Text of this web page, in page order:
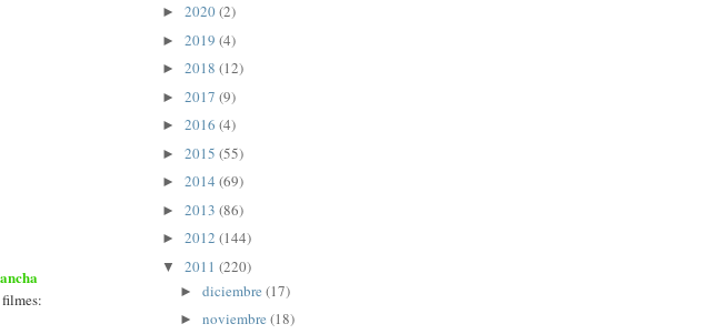
► 2020(2)
► 2019 (4)
► 2018 (12)
► 2017 (9)
► 2016 (4)
► 2015 (55)
► 2014 (69)
► 2013 (86)
► 2012 (144)
▼ 2011 (220)
► diciembre (17)
► noviembre (18)